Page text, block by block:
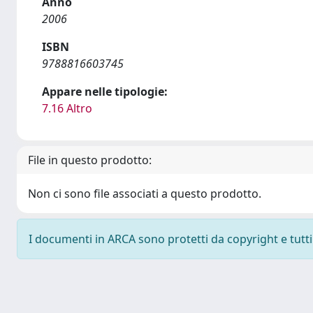
2006
ISBN
9788816603745
Appare nelle tipologie:
7.16 Altro
File in questo prodotto:
Non ci sono file associati a questo prodotto.
I documenti in ARCA sono protetti da copyright e